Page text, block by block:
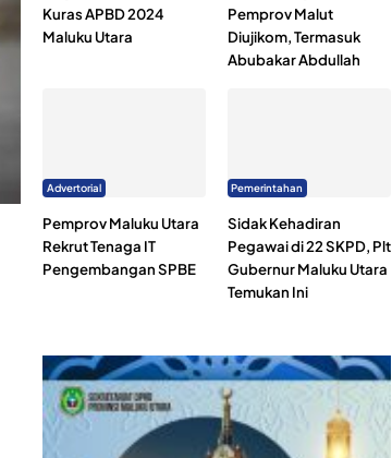
Kuras APBD 2024
Maluku Utara
Pemprov Malut
Diujikom, Termasuk
Abubakar Abdullah
Advertorial
Pemprov Maluku Utara
Rekrut Tenaga IT
Pengembangan SPBE
Pemerintahan
Sidak Kehadiran
Pegawai di 22 SKPD, Plt
Gubernur Maluku Utara
Temukan Ini